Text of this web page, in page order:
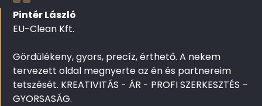
Pintér László
EU-Clean Kft.
Gördülékeny, gyors, precíz, érthető. A nekem
tervezett oldal megnyerte az én és partnereim
tetszését. KREATIVITÁS - ÁR - PROFI SZERKESZTÉS –
GYORSASÁG.